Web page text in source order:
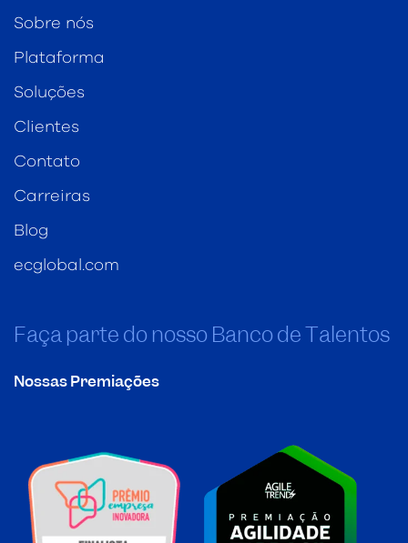
Sobre nós
Plataforma
Soluções
Clientes
Contato
Carreiras
Blog
ecglobal.com
Faça parte do nosso Banco de Talentos
Nossas Premiações